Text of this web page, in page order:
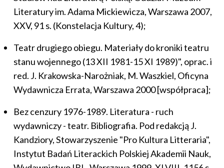
Literatury im. Adama Mickiewicza, Warszawa 2007,
XXV, 91 s. (Konstelacja Kultury, 4);
Teatr drugiego obiegu. Materiały do kroniki teatru
stanu wojennego (13 XII 1981-15 XI 1989)", oprac. i
red. J. Krakowska-Narożniak, M. Waszkiel, Oficyna
Wydawnicza Errata, Warszawa 2000 [współpraca];
Bez cenzury 1976-1989. Literatura - ruch
wydawniczy - teatr. Bibliografia. Pod redakcją J.
Kandziory, Stowarzyszenie "Pro Kultura Litteraria",
Instytut Badań Literackich Polskiej Akademii Nauk,